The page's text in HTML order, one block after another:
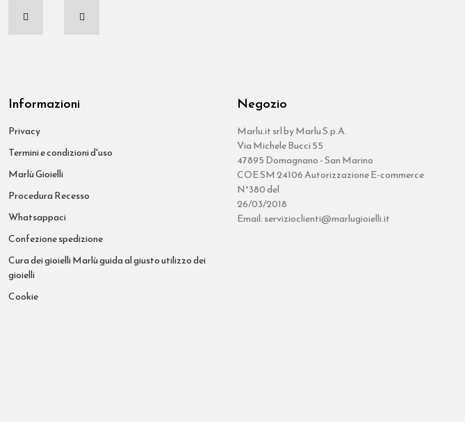
Informazioni
Privacy
Termini e condizioni d'uso
Marlù Gioielli
Procedura Recesso
Whatsappaci
Confezione spedizione
Cura dei gioielli Marlù guida al giusto utilizzo dei
gioielli
Cookie
Negozio
Marlu.it srl by Marlu S.p.A.
Via Michele Bucci 55
47895 Domagnano - San Marino
COE SM 24106 Autorizzazione E-commerce
N°380 del
26/03/2018
Email: servizioclienti@marlugioielli.it